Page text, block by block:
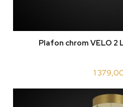
Plafon chrom VELO 2
1